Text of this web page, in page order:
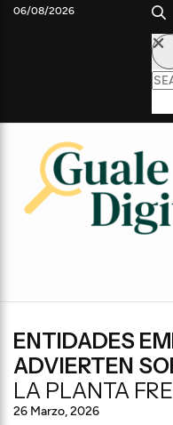
reanudó la sesión por el
06/08/2026
ENTIDADES
ADVIERTEN
LA PLANTA
26 Marzo, 2026